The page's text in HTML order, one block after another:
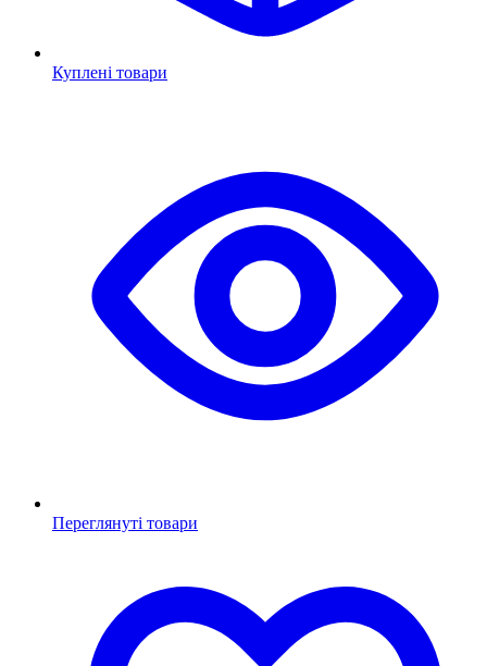
Куплені товари
Переглянуті товари